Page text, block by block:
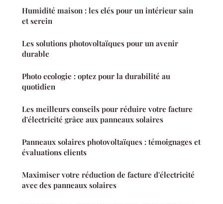
Humidité maison : les clés pour un intérieur sain
et serein
Les solutions photovoltaïques pour un avenir
durable
Photo ecologie : optez pour la durabilité au
quotidien
Les meilleurs conseils pour réduire votre facture
d'électricité grâce aux panneaux solaires
Panneaux solaires photovoltaïques : témoignages et
évaluations clients
Maximiser votre réduction de facture d'électricité
avec des panneaux solaires